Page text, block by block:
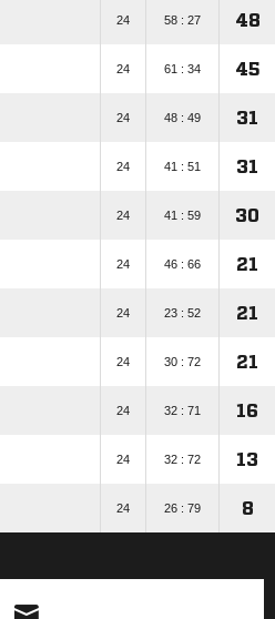
24 58 : 27 48
24 61 : 34 45
24 48 : 49 31
24 41 : 51 31
24 41 : 59 30
24 46 : 66 21
24 23 : 52 21
24 30 : 72 21
24 32 : 71 16
24 32 : 72 13
24 26 : 79 8
ANZEIGE